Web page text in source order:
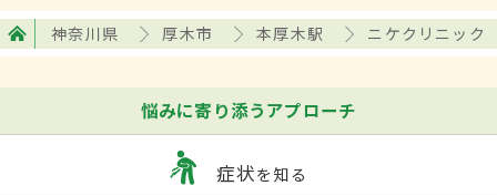
神奈川県 厚木市 本厚木駅 ニケクリニック
悩みに寄り添うアプローチ
症状を知る